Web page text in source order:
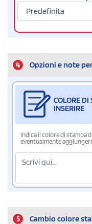
4 Opzioni e note
COLORE
INSERIRE
Indica il colore di stampa
eventualmente
5 Cambio colore